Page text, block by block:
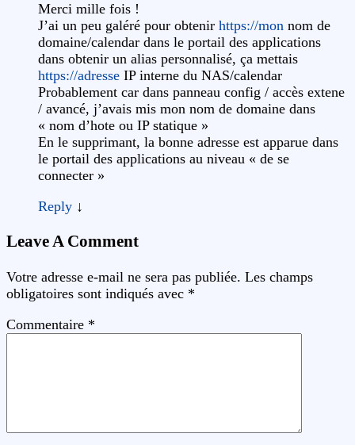
Merci mille fois !
J’ai un peu galéré pour obtenir https://mon nom de
domaine/calendar dans le portail des applications
dans obtenir un alias personnalisé, ça mettais
https://adresse IP interne du NAS/calendar
Probablement car dans panneau config / accès extene
/ avancé, j’avais mis mon nom de domaine dans
« nom d’hote ou IP statique »
En le supprimant, la bonne adresse est apparue dans
le portail des applications au niveau « de se
connecter »
Reply ↓
Leave A Comment
Votre adresse e-mail ne sera pas publiée. Les champs
obligatoires sont indiqués avec *
Commentaire *